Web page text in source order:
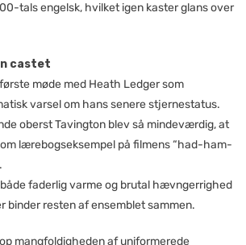
tals engelsk, hvilket igen kaster glans over
castet
møde med Heath Ledger som
varsel om hans senere stjernestatus.
oberst Tavington blev så mindeværdig, at
lærebogseksempel på filmens “had-ham-
både faderlig varme og brutal hævngerrighed
binder resten af ensemblet sammen.
mangfoldigheden af uniformerede